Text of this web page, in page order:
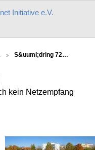
Initiative e.V.
S&uuml;dring 72…
kein Netzempfang